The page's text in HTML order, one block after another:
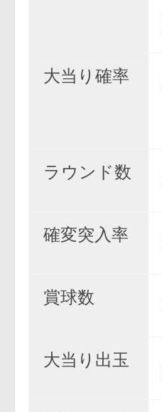
大当り確率
ラウンド数
確変突入率
賞球数
大当り出玉